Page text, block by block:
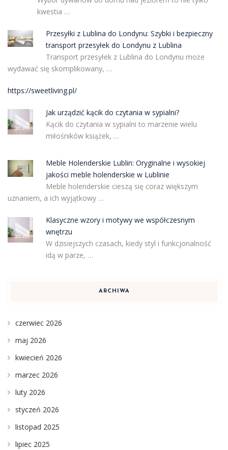
kwestia …
Przesyłki z Lublina do Londynu: Szybki i bezpieczny
transport przesyłek do Londynu z Lublina
Transport przesyłek z Lublina do Londynu może
wydawać się skomplikowany, …
https://sweetliving.pl/
Jak urządzić kącik do czytania w sypialni?
Kącik do czytania w sypialni to marzenie wielu
miłośników książek, …
Meble Holenderskie Lublin: Oryginalne i wysokiej
jakości meble holenderskie w Lublinie
Meble holenderskie cieszą się coraz większym
uznaniem, a ich wyjątkowy …
Klasyczne wzory i motywy we współczesnym
wnętrzu
W dzisiejszych czasach, kiedy styl i funkcjonalność
idą w parze, …
ARCHIWA
czerwiec 2026
maj 2026
kwiecień 2026
marzec 2026
luty 2026
styczeń 2026
listopad 2025
lipiec 2025